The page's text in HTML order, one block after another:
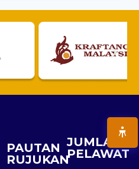
PAUTAN
RUJUKAN
JUMLAH
PELAWAT